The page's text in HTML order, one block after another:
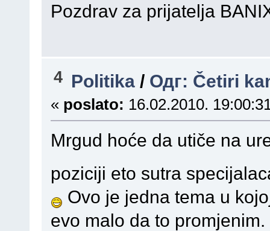
Pozdrav za prijatelja
4 Politika / Одг: Četiri
« poslato: 16.02.2010.
Mrgud hoće da utiče na
poziciji eto sutra
Ovo je jedna tema u
evo malo da to promjenim.